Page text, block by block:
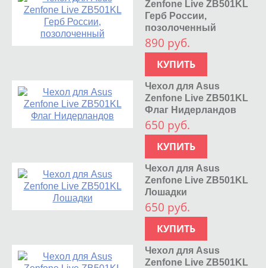
Zenfone Live ZB501KL
Герб России,
позолоченный
890 руб.
КУПИТЬ
Чехол для Asus
Zenfone Live ZB501KL
Флаг Нидерландов
650 руб.
КУПИТЬ
Чехол для Asus
Zenfone Live ZB501KL
Лошадки
650 руб.
КУПИТЬ
Чехол для Asus
Zenfone Live ZB501KL